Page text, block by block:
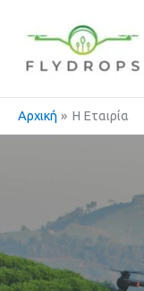
περιεχόμενο
Αρχική Η Εταιρία